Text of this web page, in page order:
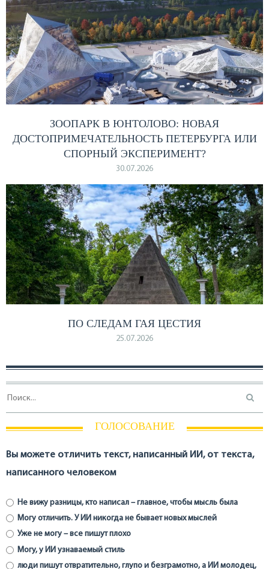
ЗООПАРК В ЮНТОЛОВО: НОВАЯ
ДОСТОПРИМЕЧАТЕЛЬНОСТЬ ПЕТЕРБУРГА ИЛИ
СПОРНЫЙ ЭКСПЕРИМЕНТ?
30.07.2026
ПО СЛЕДАМ ГАЯ ЦЕСТИЯ
25.07.2026
ГОЛОСОВАНИЕ
Вы можете отличить текст, написанный ИИ, от текста,
написанного человеком
Не вижу разницы, кто написал – главное, чтобы мысль была
Могу отличить. У ИИ никогда не бывает новых мыслей
Уже не могу – все пишут плохо
Могу, у ИИ узнаваемый стиль
люди пишут отвратительно, глупо и безграмотно, а ИИ молодец,